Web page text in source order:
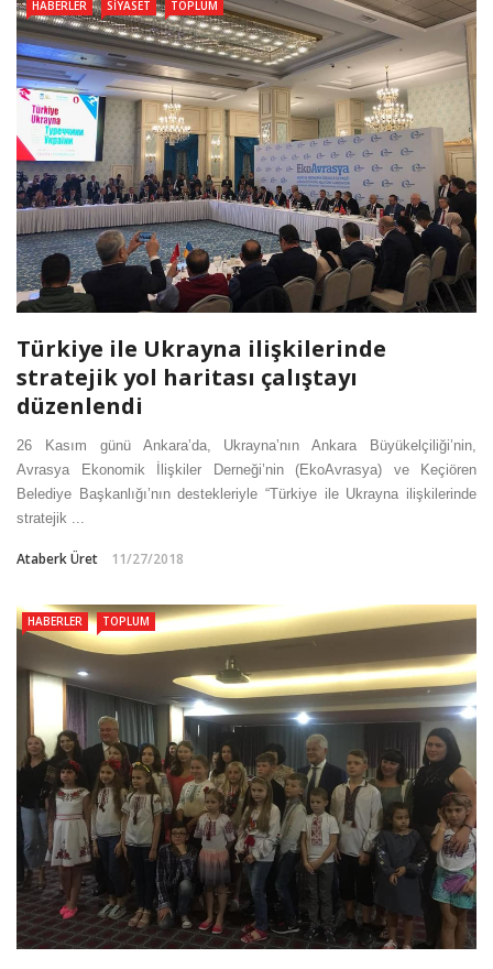
HABERLER SIYASET TOPLUM
Türkiye ile Ukrayna ilişkilerinde
stratejik yol haritası çalıştayı
düzenlendi
26 Kasım günü Ankara’da, Ukrayna’nın Ankara Büyükelçiliği’nin,
Avrasya Ekonomik İlişkiler Derneği’nin (EkoAvrasya) ve Keçiören
Belediye Başkanlığı’nın destekleriyle “Türkiye ile Ukrayna ilişkilerinde
stratejik ...
Ataberk Üret 11/27/2018
HABERLER TOPLUM